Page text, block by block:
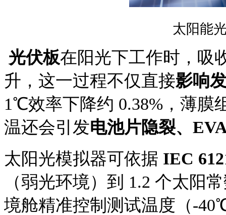
太阳能
光伏板在阳光下工作时，吸
升，这一过程不仅直接影响
1℃效率下降约 0.38%，薄膜
温还会引发电池片隐裂、
太阳光模拟器可依据 IEC
（弱光环境）到 1.2 个太阳
境舱精准控制测试温度（-